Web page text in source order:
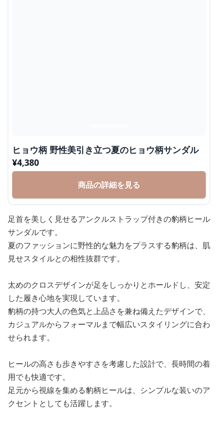
ヒョウ柄 野性美引き立つ夏のヒョウ柄サンダル
¥4,380
商品の詳細を見る
足首を美しく見せるアンクルストラップ付きの豹柄ヒール
サンダルです。
夏のファッションに野性的な魅力をプラスする豹柄は、肌
見せスタイルとの相性抜群です。
太めのクロスデザインが足をしっかりとホールドし、安定
した履き心地を実現しています。
豹柄の持つ大人の色気と上品さを兼ね備えたデザインで、
カジュアルからフォーマルまで幅広いスタイリングに合わ
せられます。
ヒールの高さも歩きやすさを考慮した設計で、長時間の着
用でも快適です。
足元から視線を集める豹柄ヒールは、シンプルな装いのア
クセントとしても活躍します。